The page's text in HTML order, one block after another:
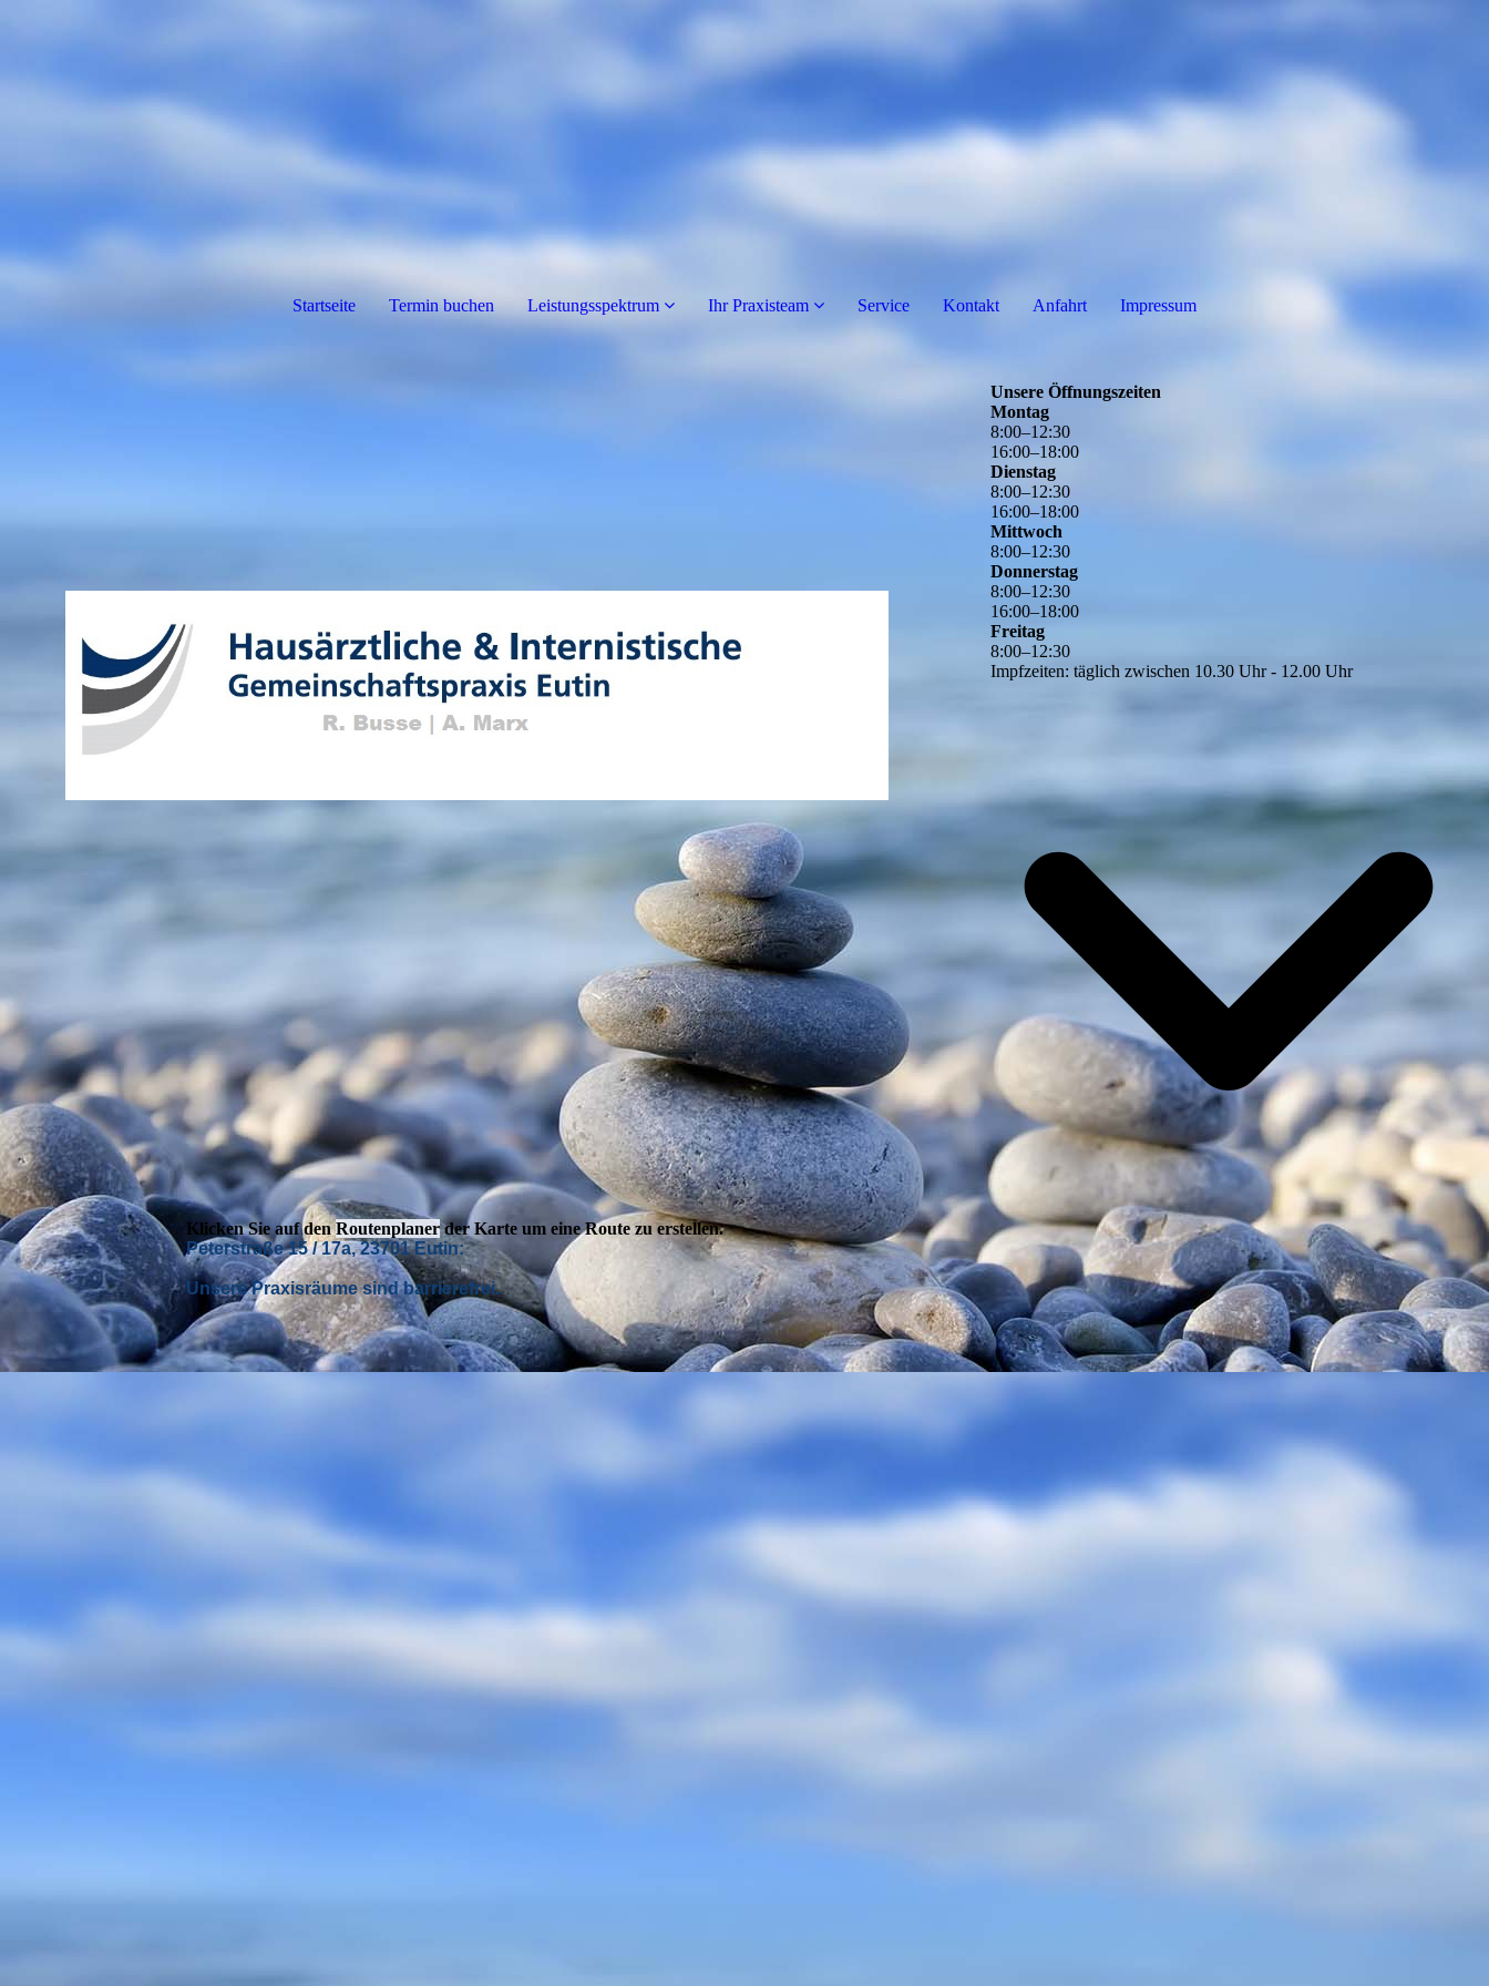
Startseite Termin buchen Leistungsspektrum Ihr Praxisteam Service Kontakt Anfahrt Impressum
Unsere Öffnungszeiten
Montag
8:00–12:30
16:00–18:00
Dienstag
8:00–12:30
16:00–18:00
Mittwoch
8:00–12:30
Donnerstag
8:00–12:30
16:00–18:00
Freitag
8:00–12:30
Impfzeiten: täglich zwischen 10.30 Uhr - 12.00 Uhr
Tel.:04521 6354oder1091
Fax:04521 78221
Rezeptbestellung: Tel: 04521 8310369
E-mail: haz-peterstrasse@t-online.de
Klicken Sie auf denRoutenplanerder Karte um eine Route zu erstellen.
Peterstraße 15 / 17a, 23701 Eutin:
Unsere Praxisräume sind barrierefrei.